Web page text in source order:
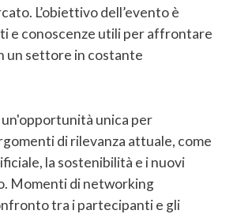
L’obiettivo dell’evento è
e conoscenze utili per affrontare
un settore in costante
un'opportunità unica per
di rilevanza attuale, come
la sostenibilità e i nuovi
Momenti di networking
tra i partecipanti e gli